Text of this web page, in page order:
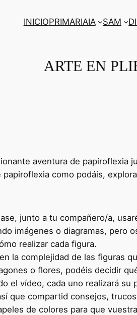
INICIOPRIMARIAIA SAM
ARTE EN
aventura de papiroflexia
como podáis,
junto a tu compañero/a,
imágenes o diagramas, pero
realizar cada figura.
la complejidad de las figuras
o flores, podéis decidir
el vídeo, cada uno realizará
que compartid consejos,
de colores para que